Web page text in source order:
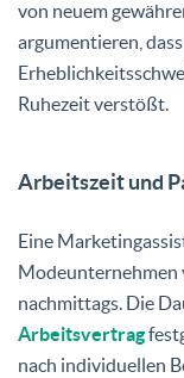
von neuem
argumentieren,
Ruhezeit verstößt.
Arbeitszeit und
Eine
Modeunternehmen
nachmittags. Die
Arbeitsvertrag
nach individuellen